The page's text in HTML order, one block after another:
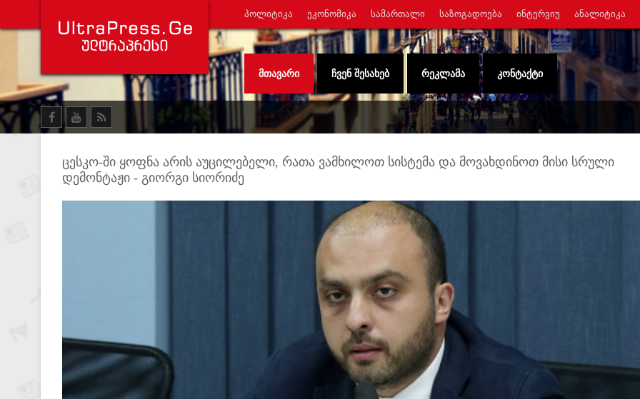
ᲞᲝᲚᲘᲢᲘᲙᲐ ᲔᲙᲝᲜᲝᲛᲘᲙᲐ ᲡᲐᲛᲐᲠᲗᲐᲚᲘ ᲡᲐᲖᲝᲒᲐᲓᲝᲔᲑᲐ ᲘᲜᲢᲔᲠᲕᲘᲣ ᲐᲜᲐᲚᲘᲢᲘᲙᲐ
ᲛᲗᲐᲕᲐᲠᲘ ᲩᲕᲔᲜ ᲨᲔᲡᲐᲮᲔᲑ ᲠᲔᲙᲚᲐᲛᲐ ᲙᲝᲜᲢᲐᲥᲢᲘ
ცესკო-ში ყოფნა არის აუცილებელი, რათა ვამხილოთ სისტემა და მოვახდინოთ მისი სრული
დემონტაჟი - გიორგი სიორიძე